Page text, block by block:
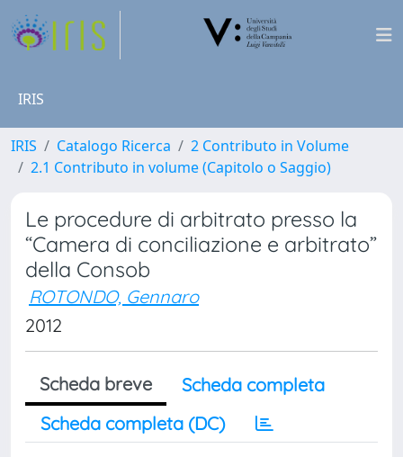
IRIS
IRIS Catalogo Ricerca
2 Contributo in Volume
2.1 Contributo in volume (Capitolo o Saggio)
Le procedure di arbitrato presso la
“Camera di conciliazione e arbitrato”
della Consob
ROTONDO, Gennaro
2012
Scheda breve
Scheda completa
Scheda completa (DC)